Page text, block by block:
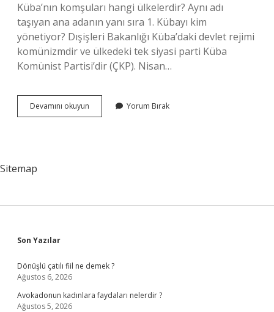
Küba’nın komşuları hangi ülkelerdir? Aynı adı
taşıyan ana adanın yanı sıra 1. Kübayı kim
yönetiyor? Dışişleri Bakanlığı Küba’daki devlet rejimi
komünizmdir ve ülkedeki tek siyasi parti Küba
Komünist Partisi’dir (ÇKP). Nisan…
Devamını okuyun
Hangi
Yorum Bırak
Sitemap
Sidebar
Son Yazılar
Dönüşlü çatılı fiil ne demek ?
Ağustos 6, 2026
Avokadonun kadınlara faydaları nelerdir ?
Ağustos 5, 2026